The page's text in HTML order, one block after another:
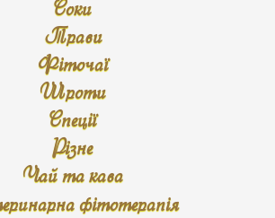
Соки
Трави
Фіточаї
Шроти
Спеції
Різне
Чай та кава
фітотерапія